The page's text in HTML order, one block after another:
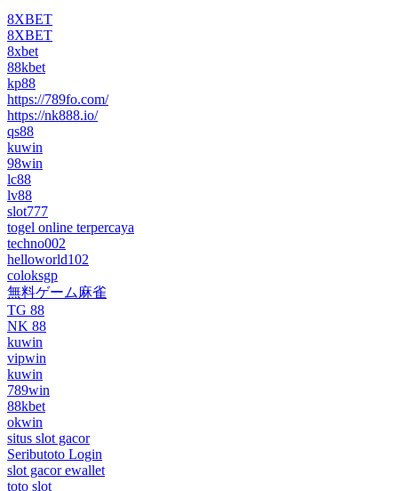
8XBET
8XBET
8xbet
88kbet
kp88
https://789fo.com/
https://nk888.io/
qs88
kuwin
98win
lc88
lv88
slot777
togel online terpercaya
techno002
helloworld102
coloksgp
無料ゲーム麻雀
TG 88
NK 88
kuwin
vipwin
kuwin
789win
88kbet
okwin
situs slot gacor
Seributoto Login
slot gacor ewallet
toto slot